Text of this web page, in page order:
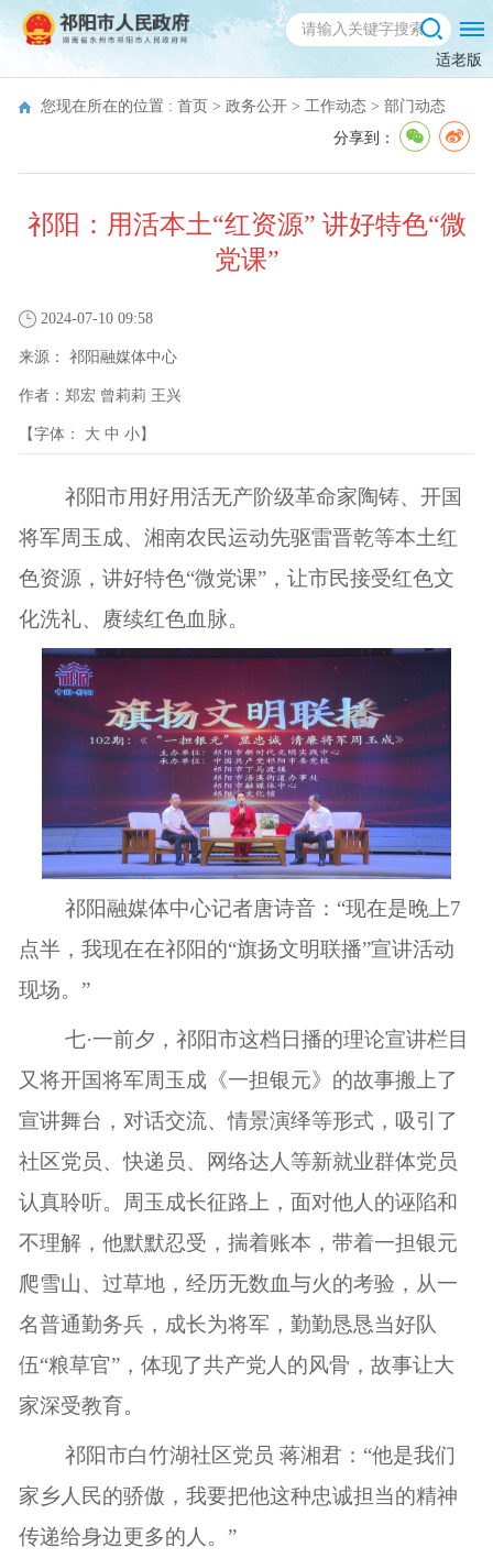
适老版
您现在所在的位置 : 首页 > 政务公开 > 工作动态 > 部门动态
分享到：
祁阳：用活本土“红资源” 讲好特色“微
党课”
2024-07-10 09:58
来源： 祁阳融媒体中心
作者： 郑宏 曾莉莉 王兴
【字体： 大 中 小】
祁阳市用好用活无产阶级革命家陶铸、开国
将军周玉成、湘南农民运动先驱雷晋乾等本土红
色资源，讲好特色“微党课”，让市民接受红色文
化洗礼、赓续红色血脉。
祁阳融媒体中心记者唐诗音：“现在是晚上7
点半，我现在在祁阳的“旗扬文明联播”宣讲活动
现场。”
七·一前夕，祁阳市这档日播的理论宣讲栏目
又将开国将军周玉成《一担银元》的故事搬上了
宣讲舞台，对话交流、情景演绎等形式，吸引了
社区党员、快递员、网络达人等新就业群体党员
认真聆听。周玉成长征路上，面对他人的诬陷和
不理解，他默默忍受，揣着账本，带着一担银元
爬雪山、过草地，经历无数血与火的考验，从一
名普通勤务兵，成长为将军，勤勤恳恳当好队
伍“粮草官”，体现了共产党人的风骨，故事让大
家深受教育。
祁阳市白竹湖社区党员 蒋湘君：“他是我们
家乡人民的骄傲，我要把他这种忠诚担当的精神
传递给身边更多的人。”